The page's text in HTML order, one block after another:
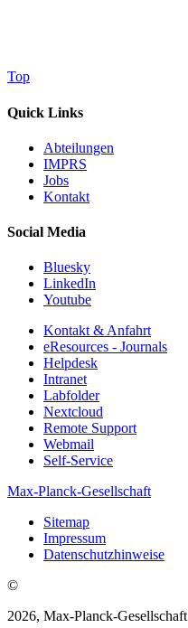
Top
Quick Links
Abteilungen
IMPRS
Jobs
Kontakt
Social Media
Bluesky
LinkedIn
Youtube
Kontakt & Anfahrt
eResources - Journals
Helpdesk
Intranet
Labfolder
Nextcloud
Remote Support
Webmail
Self-Service
Max-Planck-Gesellschaft
Sitemap
Impressum
Datenschutzhinweise
©
2026, Max-Planck-Gesellschaft